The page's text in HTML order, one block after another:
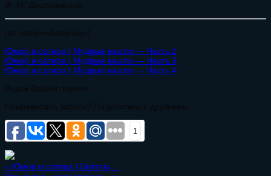
Ф. М. Достоевский
[sc name=»Adsense»]
Юмор и сатира | Мудрые мысли — Часть 2
Юмор и сатира | Мудрые мысли — Часть 3
Юмор и сатира | Мудрые мысли — Часть 4
Ждем Вашей оценки
Понравилась запись? Поделитесь с друзьями
1
« Юмор и сатира | Цитаты,...